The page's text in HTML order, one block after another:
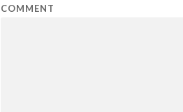
COMMENT